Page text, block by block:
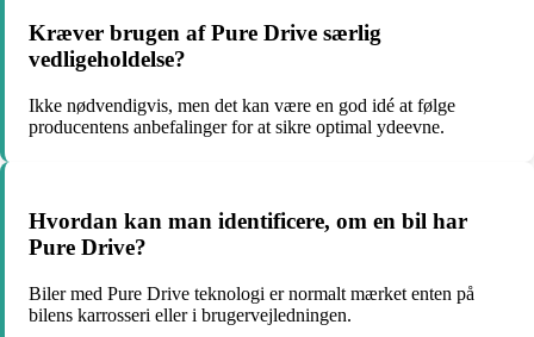
Kræver brugen af Pure Drive særlig
vedligeholdelse?
Ikke nødvendigvis, men det kan være en god idé at følge
producentens anbefalinger for at sikre optimal ydeevne.
Hvordan kan man identificere, om en bil har
Pure Drive?
Biler med Pure Drive teknologi er normalt mærket enten på
bilens karrosseri eller i brugervejledningen.